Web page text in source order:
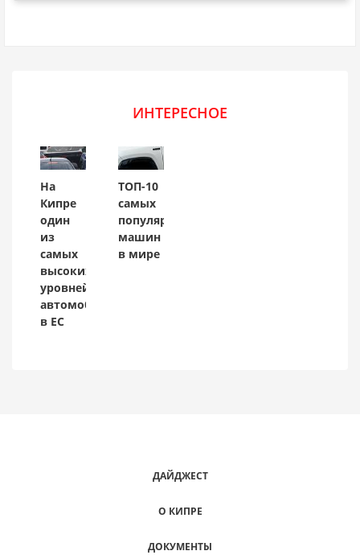
ИНТЕРЕСНОЕ
На
Кипре
один
из
самых
высоких
уровней
автомобилизации
в ЕС
ТОП-10
самых
популярных
машин
в мире
ДАЙДЖЕСТ
О КИПРЕ
ДОКУМЕНТЫ